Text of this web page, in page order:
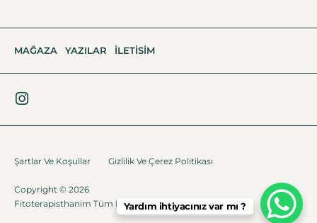
MAĞAZA YAZILAR İLETISIM
Copyright © 2026
Fitoterapisthanim Tüm Haklar Saklıdır.Fikirdönüşüm
Şartlar Ve Koşullar Gizlilik Ve Çerez Politikası
Yardım ihtiyacınız var mı ?